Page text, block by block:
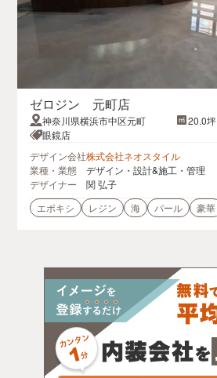
ゼロジン 元町店
神奈川県横浜市中区元町
20.0坪
眼鏡店
デザイン会社株式会社ネオスタイル
業種・業態
デザイン・設計&施工・管理
デザイナー
関 弘子
エポキシ
レジン 海 パール 豪華